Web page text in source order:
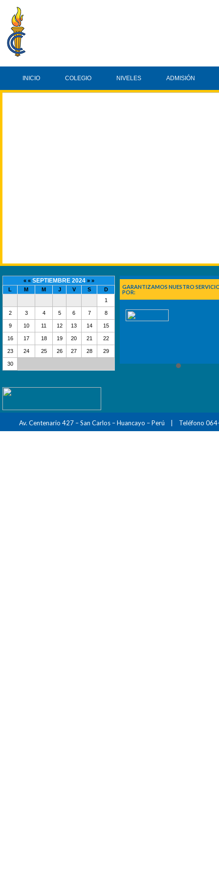
INICIO COLEGIO NIVELES ADMISIÓN
« « SEPTIEMBRE 2024 » »
L
M M J V S
D
1
2 3 4 5 6 7 8
9 10 11 12 13 14 15
16 17 18 19 20 21 22
23 24 25 26 27 28 29
30
GARANTIZAMOS NUESTRO
POR:
Av. Centenario 427 – San Carlos – Huancayo – Perú | Teléfono